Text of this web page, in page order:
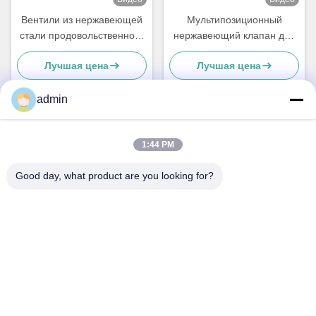
Вентили из нержавеющей
стали продовольственного
качества 1,5" Tri Clamp
Butterfly Valve Ss304
Лучшая цена
Мультипозиционный
нержавеющий клапан для
бабочек, клапан для
бабочек пищевого качества
Лучшая цена
Быстрый контакт
Адрес
admin
1:44 PM
Good day, what product are you looking for?